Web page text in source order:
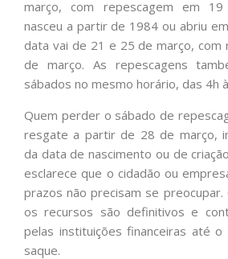
março, com repescagem em
nasceu a partir de 1984 ou abriu
data vai de 21 e 25 de março, com
de março. As repescagens
sábados no mesmo horário, das 4h
Quem perder o sábado de
resgate a partir de 28 de março,
da data de nascimento ou de
esclarece que o cidadão ou
prazos não precisam se
os recursos são definitivos e
pelas instituições financeiras até
saque.